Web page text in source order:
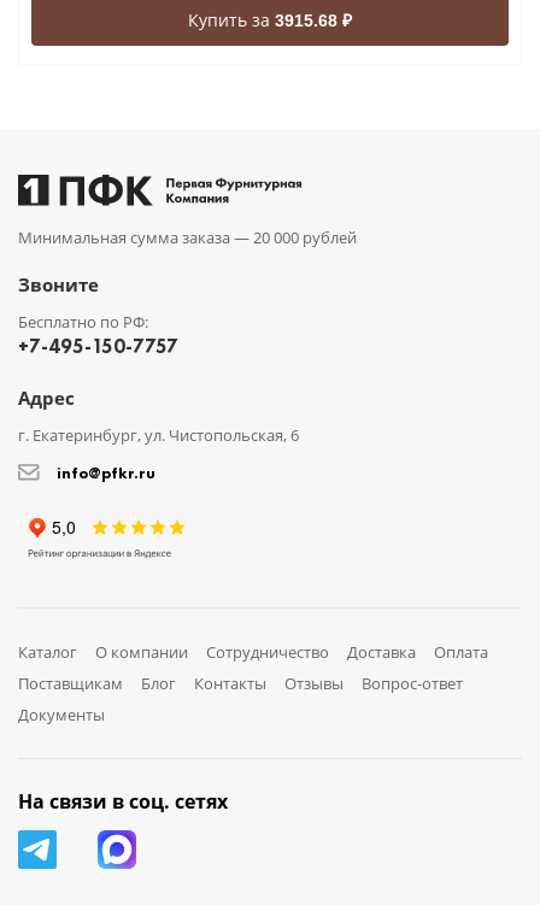
Купить за 3915.68 ₽
Минимальная сумма заказа — 20 000 рублей
Звоните
Бесплатно по РФ:
+7-495-150-7757
Адрес
г. Екатеринбург, ул. Чистопольская, 6
info@pfkr.ru
Каталог О компании Сотрудничество Доставка
Оплата
Поставщикам
Блог Контакты Отзывы
Вопрос-ответ
Документы
На связи в соц. сетях